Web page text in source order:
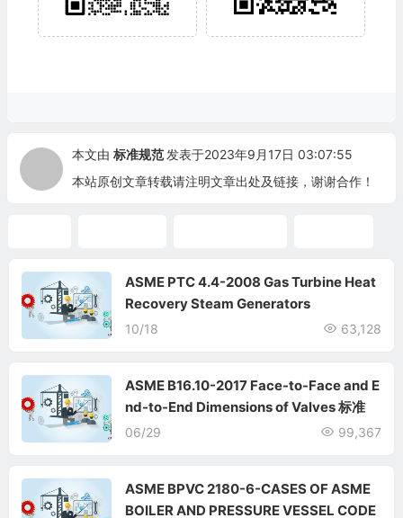
本文由 标准规范 发表于2023年9月17日 03:07:55
本站原创文章转载请注明文章出处及链接，谢谢合作！
ASME PTC 4.4-2008 Gas Turbine Heat
Recovery Steam Generators
10/18 63,128
ASME B16.10-2017 Face-to-Face and E
nd-to-End Dimensions of Valves 标准
06/29 99,367
ASME BPVC 2180-6-CASES OF ASME
BOILER AND PRESSURE VESSEL CODE